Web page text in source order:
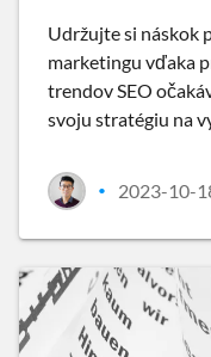
Udržujte si náskok
marketingu vďaka
trendov SEO
svoju stratégiu na
• 2023-10-